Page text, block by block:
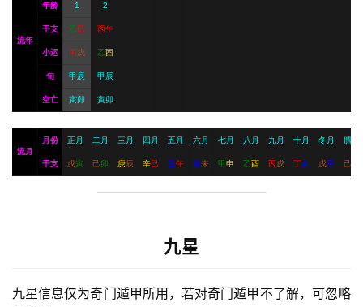
流年
年龄 1 2
干支 乙巳 丙午
小运 丙戌 乙酉
旬 甲辰 甲辰
空亡 寅卯 寅卯
流月
月份 正月 二月 三月 四月 五月 六月 七月 八月 九月 十月 冬月 腊月
干支 戊寅 己卯 庚辰 辛巳 壬午 癸未 甲申 乙酉 丙戌 丁亥 戊子 己
九星
九星信息仅为奇门遁甲所用，若对奇门遁甲不了解，可忽略